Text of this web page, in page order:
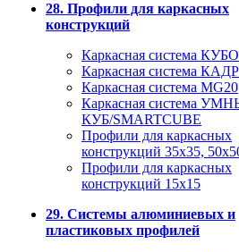
28. Профили для каркасных
конструкций
Каркасная система
Каркасная система
Каркасная система MG20
Каркасная система
КУБ/SMARTCUBE
Профили для каркасных
конструкций 35x35,
Профили для каркасных
конструкций 15х15
29. Системы алюминиевых и
пластиковых профилей